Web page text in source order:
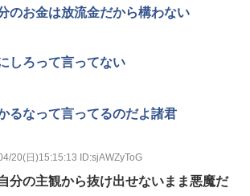
のお金は放流金だから構わない
しろって言ってない
るなって言ってるのだよ諸君
20(日)15:15:13 ID:sjAWZyToG
分の主観から抜け出せないまま悪魔だ